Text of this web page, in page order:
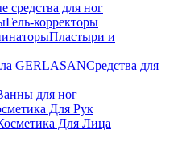
средства для ног
Гель-корректоры
Пластыри и
Средства для
для ног
Для Рук
Для Лица